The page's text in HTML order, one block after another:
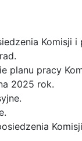
Komisji i
planu pracy
2025 rok.